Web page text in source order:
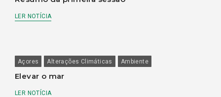
LER NOTÍCIA
Açores Alterações Climáticas Ambiente
Elevar o mar
LER NOTÍCIA